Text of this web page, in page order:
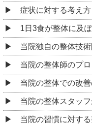
症状に対する考え方
1日3食が整体に及
当院独自の整体技
当院の整体師のプ
当院の整体での改
当院の整体スタッ
当院の習慣に対す